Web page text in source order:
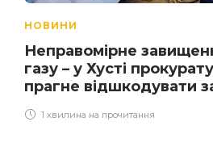
НОВИНИ
Неправомірне
газу – у Хусті
прагне відшкодувати
1 хвилина на прочитання